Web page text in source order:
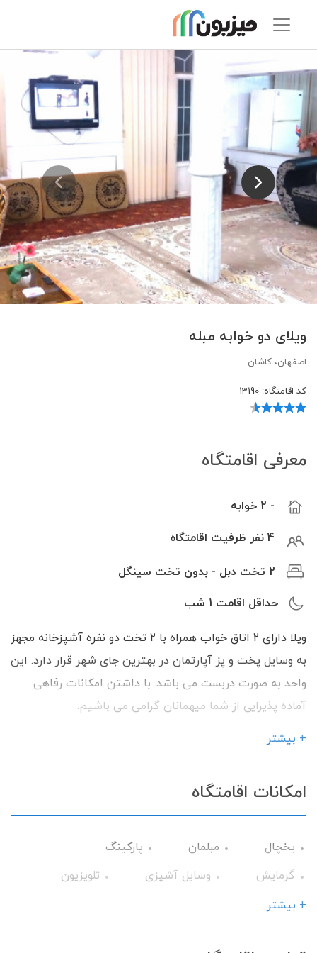
ویلای دو خوابه مبله
اصفهان، کاشان
کد اقامتگاه:
معرفی اقامتگاه
- 2 خوابه
4 نفر ظرفیت اقامتگاه
2 تخت دبل - بدون تخت سینگل
حداقل اقامت 1 شب
ویلا دارای 2 اتاق خواب همراه با 2 تخت دو نفره آشپزخانه مجهز
به وسایل پخت و پز آپارتمان در بهترین جای شهر قرار دارد. این
واحد به صورت دربست می باشد. با داشتن امکانات رفاهی
آماده پذیرایی از شما میهمانان گرامی می باشیم.
+ بیشتر
امکانات اقامتگاه
یخچال مبلمان
پارکینگ
گرمایش
وسایل آشپزی
تلویزیون
سرویس فرنگی
+ بیشتر